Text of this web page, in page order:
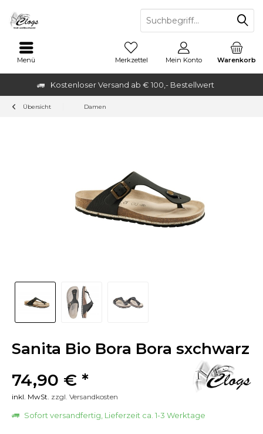
Kostenloser Versand ab € 100,- Bestellwert
Menü Warenkorb
Merkzettel Mein Konto
Übersicht Damen
Sanita Bio Bora Bora sxchwarz
74,90 € *
inkl. MwSt. zzgl. Versandkosten
Sofort versandfertig, Lieferzeit ca. 1-3 Werktage